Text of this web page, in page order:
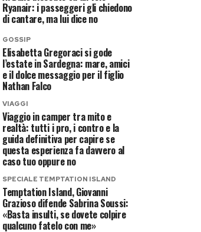
Ryanair: i passeggeri gli chiedono
di cantare, ma lui dice no
GOSSIP
Elisabetta Gregoraci si gode
l’estate in Sardegna: mare, amici
e il dolce messaggio per il figlio
Nathan Falco
VIAGGI
Viaggio in camper tra mito e
realtà: tutti i pro, i contro e la
guida definitiva per capire se
questa esperienza fa davvero al
caso tuo oppure no
SPECIALE TEMPTATION ISLAND
Temptation Island, Giovanni
Grazioso difende Sabrina Soussi:
«Basta insulti, se dovete colpire
qualcuno fatelo con me»